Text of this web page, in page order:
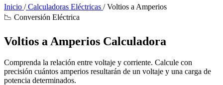
Inicio /Calculadoras Eléctricas /Voltios a Amperios
📉 Conversión Eléctrica
Voltios a Amperios Calculadora
Comprenda la relación entre voltaje y corriente. Calcule con
precisión cuántos amperios resultarán de un voltaje y una carga de
potencia determinados.